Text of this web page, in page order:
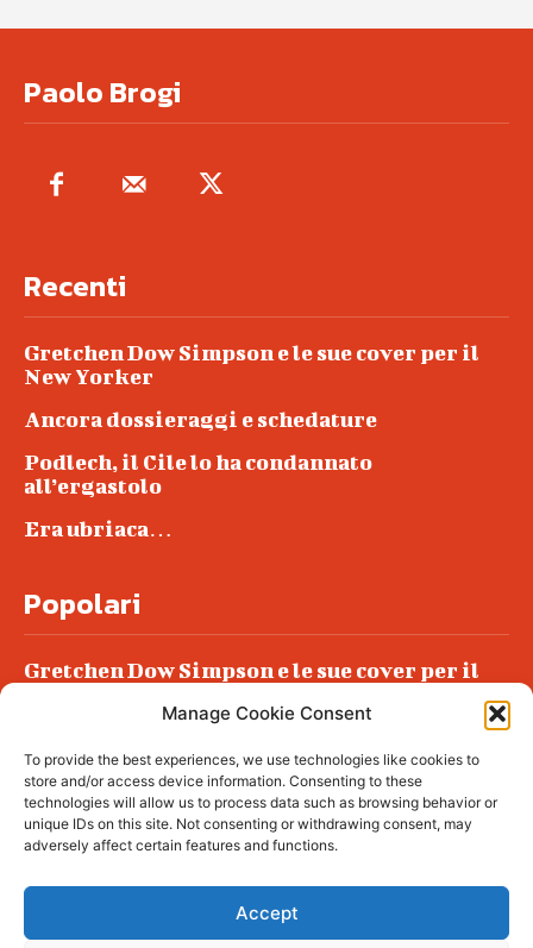
Manage Cookie Consent
To provide the best experiences, we use technologies like cookies to
store and/or access device information. Consenting to these
technologies will allow us to process data such as browsing behavior or
unique IDs on this site. Not consenting or withdrawing consent, may
adversely affect certain features and functions.
Accept
Paolo Brogi
Recenti
Gretchen Dow Simpson e le sue cover per il
New Yorker
Ancora dossieraggi e schedature
Podlech, il Cile lo ha condannato
all’ergastolo
Era ubriaca…
Popolari
Gretchen Dow Simpson e le sue cover per il
Podlech, il Cile lo ha condannato
all’ergastolo
Era ubriaca…